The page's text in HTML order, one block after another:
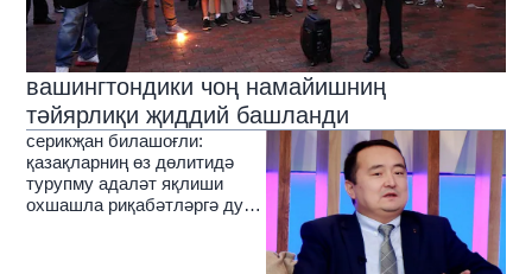
вашингтондики чоң намайишниң
тәйярлиқи җиддий башланди
серикҗан билашоғли:
қазақларниң өз дөлитидә
турупму адаләт яқлиши
охшашла риқабәтләргә дуч